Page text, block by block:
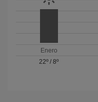
Enero
22º /8º